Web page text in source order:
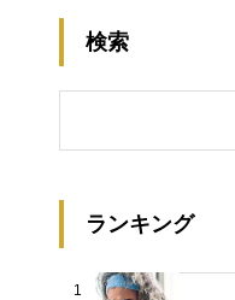
検索
ランキング
1